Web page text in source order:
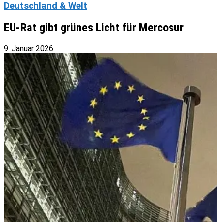
osna.live
Deutschland & Welt
EU-Rat gibt grünes Licht für Mercosur
9. Januar 2026